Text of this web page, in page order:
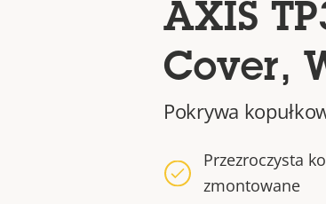
AXIS
Cover,
Pokrywa
Przezroczysta
zmontowane